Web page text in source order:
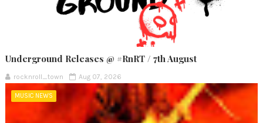
Underground Releases @ #RnRT / 7th August
rocknroll_town Aug 07, 2026
MUSIC NEWS